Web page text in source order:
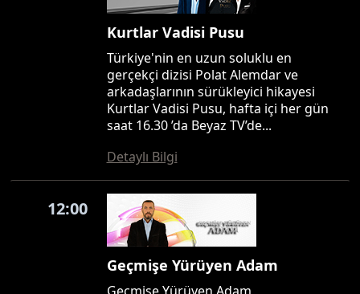
Kurtlar Vadisi Pusu
Türkiye'nin en uzun soluklu en
gerçekçi dizisi Polat Alemdar ve
arkadaşlarının sürükleyici hikayesi
Kurtlar Vadisi Pusu, hafta içi her gün
saat 16.30 ’da Beyaz TV’de...
Detaylı Bilgi
12:00
Geçmişe Yürüyen Adam